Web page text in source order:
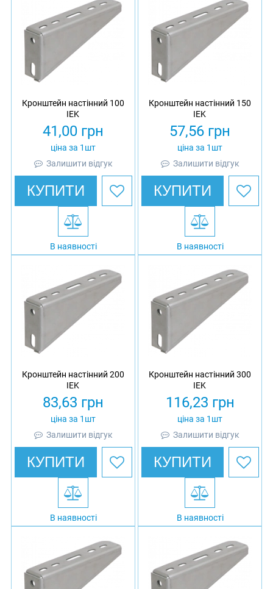
Кронштейн настінний 100
IEK
41,00 грн
ціна за 1шт
Залишити відгук
КУПИТИ
В наявності
Кронштейн настінний 150
IEK
57,56 грн
ціна за 1шт
Залишити відгук
КУПИТИ
В наявності
Кронштейн настінний 200
IEK
83,63 грн
ціна за 1шт
Залишити відгук
КУПИТИ
В наявності
Кронштейн настінний 300
IEK
116,23 грн
ціна за 1шт
Залишити відгук
КУПИТИ
В наявності